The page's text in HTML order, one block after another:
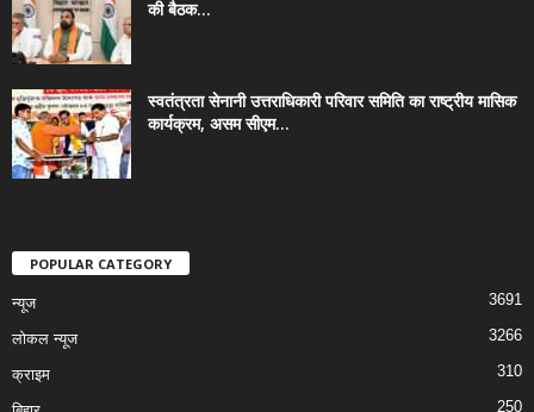
की बैठक...
स्वतंत्रता सेनानी उत्तराधिकारी परिवार समिति का राष्ट्रीय मासिक
कार्यक्रम, असम सीएम...
POPULAR CATEGORY
न्यूज 3691
लोकल न्यूज 3266
क्राइम 310
250